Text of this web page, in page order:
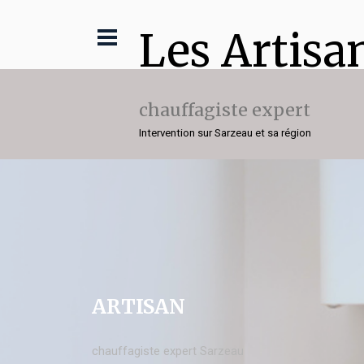
Les
chauffagiste expert
Intervention sur Sarzeau et sa région
ARTISAN
chauffagiste expert Sarzeau